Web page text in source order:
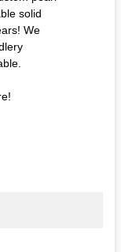
solid
We